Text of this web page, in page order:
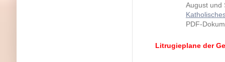
August und
PDF-
Litrugieplane der